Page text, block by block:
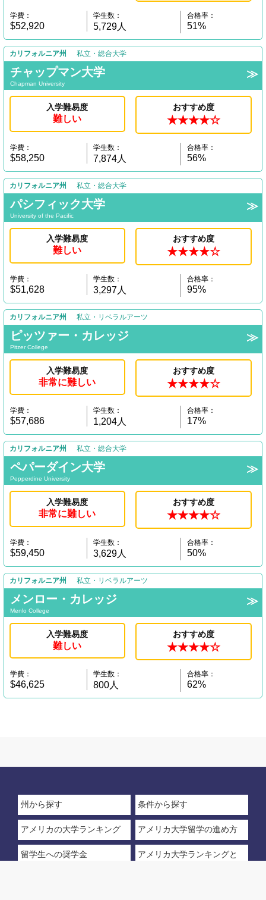
学費：
$52,920
学生数：
5,729人
合格率：
51%
カリフォルニア州 私立・総合大学
チャップマン大学
Chapman University
入学難易度
難しい
おすすめ度
★★★★☆
学費：
$58,250
学生数：
7,874人
合格率：
56%
カリフォルニア州 私立・総合大学
パシフィック大学
University of the Pacific
入学難易度
難しい
おすすめ度
★★★★☆
学費：
$51,628
学生数：
3,297人
合格率：
95%
カリフォルニア州 私立・リベラルアーツ
ピッツァー・カレッジ
Pitzer College
入学難易度
非常に難しい
おすすめ度
★★★★☆
学費：
$57,686
学生数：
1,204人
合格率：
17%
カリフォルニア州 私立・総合大学
ペパーダイン大学
Pepperdine University
入学難易度
非常に難しい
おすすめ度
★★★★☆
学費：
$59,450
学生数：
3,629人
合格率：
50%
カリフォルニア州 私立・リベラルアーツ
メンロー・カレッジ
Menlo College
入学難易度
難しい
おすすめ度
★★★★☆
学費：
$46,625
学生数：
800人
合格率：
62%
州から探す 条件から探す
アメリカの大学ランキング アメリカ大学留学の進め方
留学生への奨学金
アメリカ大学ランキングと